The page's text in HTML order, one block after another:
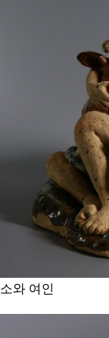
소와 여인